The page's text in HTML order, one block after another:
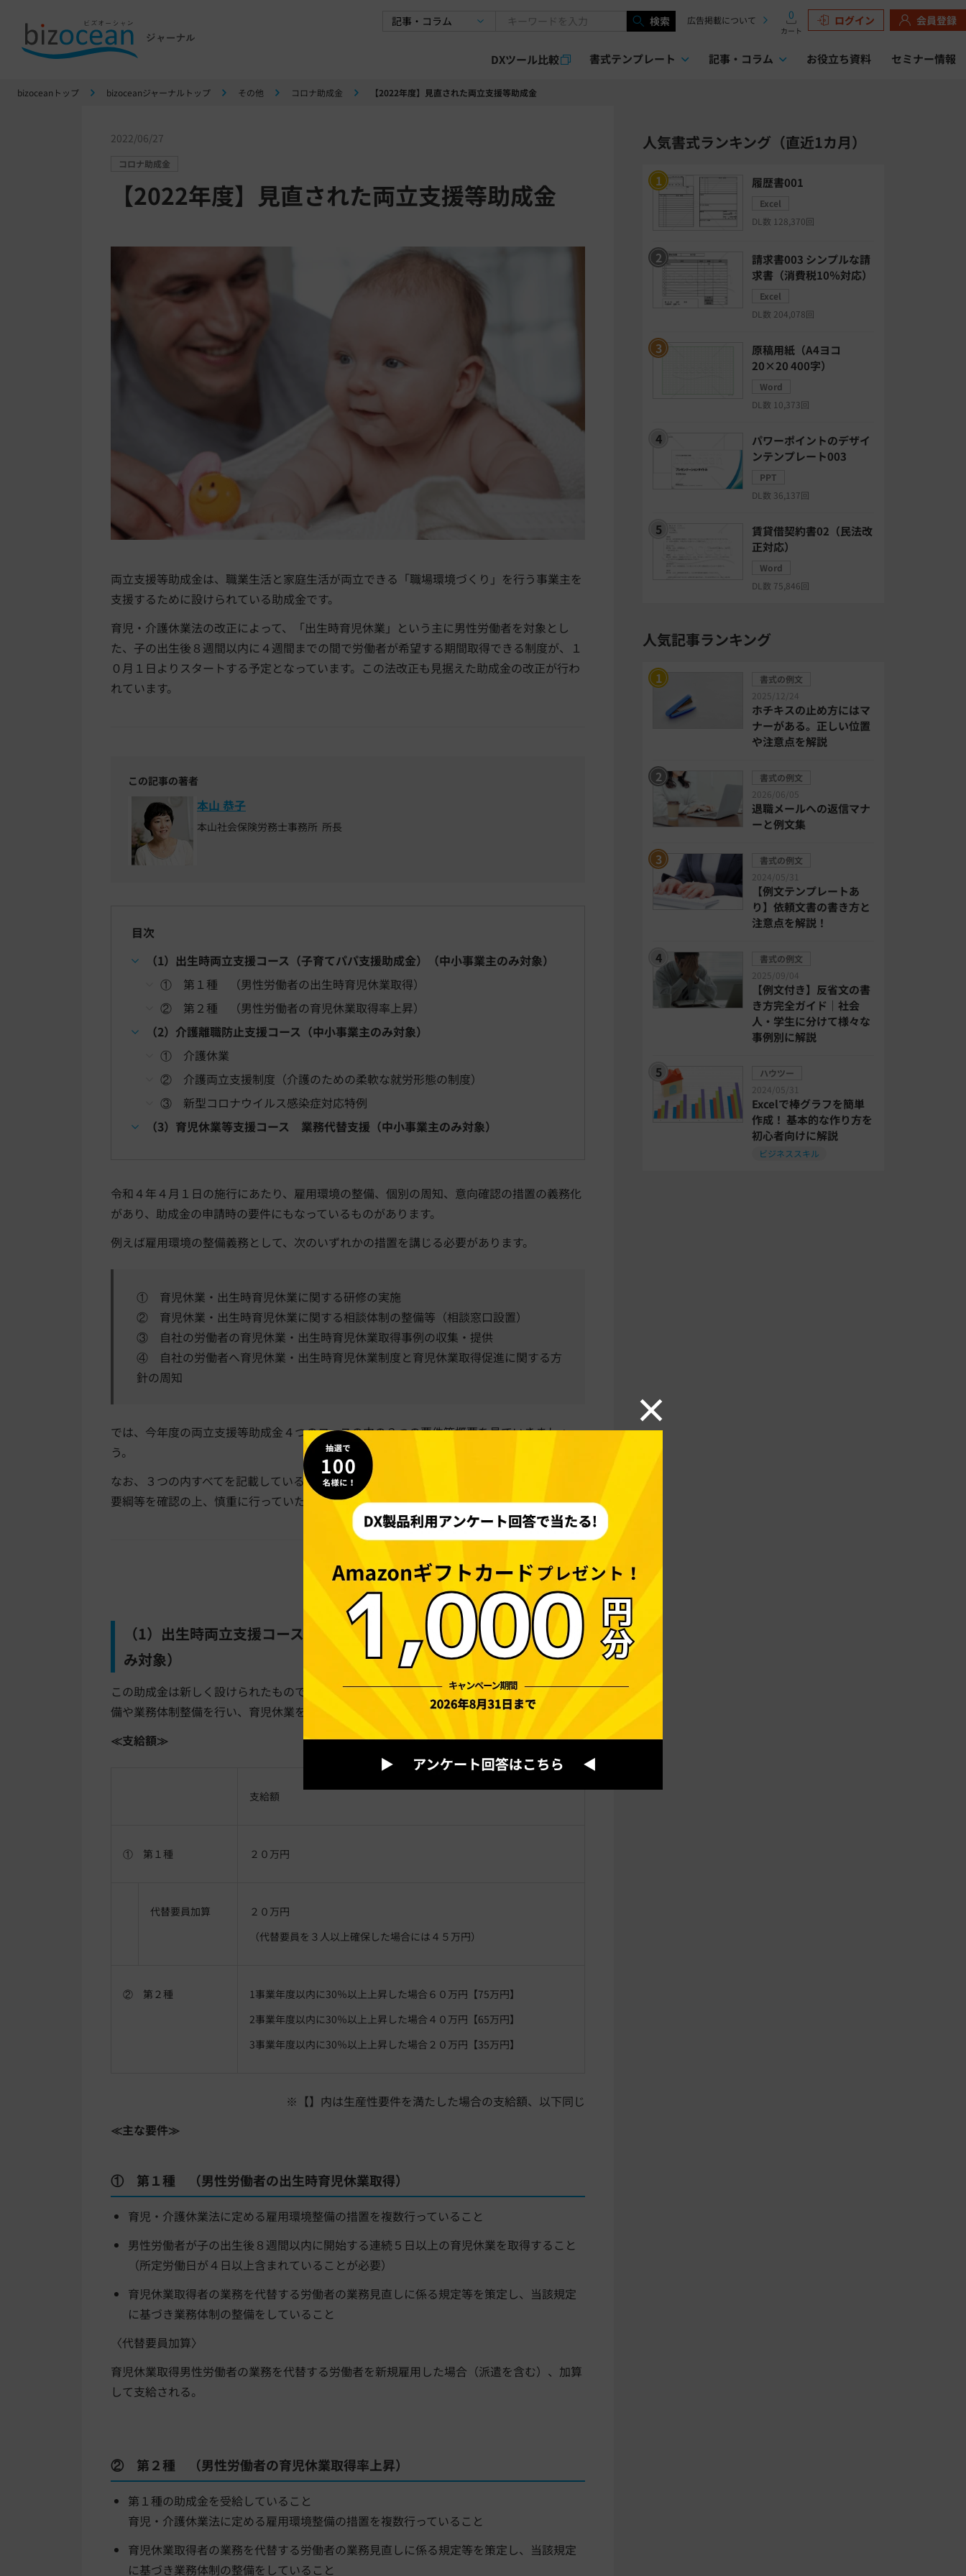
検索 広告掲載について 0
カート
ログイン 会員登録
DXツール比較 書式テンプレート 記事・コラム お役立ち資料 セミナー情報
bizoceanトップ bizoceanジャーナルトップ その他 コロナ助成金 【2022年度】見直された両立支援等助成金
2022/06/27
コロナ助成金
【2022年度】見直された両立支援等助成金
両立支援等助成金は、職業生活と家庭生活が両立できる「職場環境づくり」を行う事業主を
支援するために設けられている助成金です。
育児・介護休業法の改正によって、「出生時育児休業」という主に男性労働者を対象とし
た、子の出生後８週間以内に４週間までの間で労働者が希望する期間取得できる制度が、１
０月１日よりスタートする予定となっています。この法改正も見据えた助成金の改正が行わ
れています。
この記事の著者
本山 恭子
本山社会保険労務士事務所 所長
目次
（1）出生時両立支援コース（子育てパパ支援助成金）（中小事業主のみ対象）
① 第１種 （男性労働者の出生時育児休業取得）
② 第２種 （男性労働者の育児休業取得率上昇）
（2）介護離職防止支援コース（中小事業主のみ対象）
① 介護休業
② 介護両立支援制度（介護のための柔軟な就労形態の制度）
③ 新型コロナウイルス感染症対応特例
（3）育児休業等支援コース 業務代替支援（中小事業主のみ対象）
令和４年４月１日の施行にあたり、雇用環境の整備、個別の周知、意向確認の措置の義務化
があり、助成金の申請時の要件にもなっているものがあります。
例えば雇用環境の整備義務として、次のいずれかの措置を講じる必要があります。
① 育児休業・出生時育児休業に関する研修の実施
② 育児休業・出生時育児休業に関する相談体制の整備等（相談窓口設置）
③ 自社の労働者の育児休業・出生時育児休業取得事例の収集・提供
④ 自社の労働者へ育児休業・出生時育児休業制度と育児休業取得促進に関する方
針の周知
では、今年度の両立支援等助成金４つのコースの内の３つの要件等概要を見ていきましょ
う。
なお、３つの内すべてを記載しているわけではありませんし、申請を検討する場合には必ず
要綱等を確認の上、慎重に行っていただきますようお願いします。
（1）出生時両立支援コース（子育てパパ支援助成金）（中小事業主の
み対象）
この助成金は新しく設けられたものです。男性労働者が育児休業を取得しやすい雇用環境整
備や業務体制整備を行い、育児休業を取得した男性労働者が生じた事業主に支給されます。
≪支給額≫
支給額
① 第１種 ２０万円
代替要員加算
２０万円
（代替要員を３人以上確保した場合には４５万円）
② 第２種
1事業年度以内に30％以上上昇した場合６０万円【75万円】
2事業年度以内に30％以上上昇した場合４０万円【65万円】
3事業年度以内に30％以上上昇した場合２０万円【35万円】
※【】内は生産性要件を満たした場合の支給額、以下同じ
≪主な要件≫
① 第１種 （男性労働者の出生時育児休業取得）
育児・介護休業法に定める雇用環境整備の措置を複数行っていること
男性労働者が子の出生後８週間以内に開始する連続５日以上の育児休業を取得すること
（所定労働日が４日以上含まれていることが必要）
育児休業取得者の業務を代替する労働者の業務見直しに係る規定等を策定し、当該規定
に基づき業務体制の整備をしていること
〈代替要員加算〉
育児休業取得男性労働者の業務を代替する労働者を新規雇用した場合（派遣を含む）、加算
して支給される。
② 第２種 （男性労働者の育児休業取得率上昇）
第１種の助成金を受給していること
育児・介護休業法に定める雇用環境整備の措置を複数行っていること
育児休業取得者の業務を代替する労働者の業務見直しに係る規定等を策定し、当該規定
に基づき業務体制の整備をしていること
人気書式ランキング（直近1カ月）
履歴書001
Excel
DL数 128,370回
請求書003 シンプルな請
求書（消費税10％対応）
Excel
DL数 204,078回
原稿用紙（A4ヨコ
20×20 400字）
Word
DL数 10,373回
パワーポイントのデザイ
ンテンプレート003
PPT
DL数 36,137回
賃貸借契約書02（民法改
正対応）
Word
DL数 75,846回
人気記事ランキング
書式の例文
2025/12/24
ホチキスの止め方にはマ
ナーがある。正しい位置
や注意点を解説
書式の例文
2026/06/05
退職メールへの返信マナ
ーと例文集
書式の例文
2024/05/31
【例文テンプレートあ
り】依頼文書の書き方と
注意点を解説！
書式の例文
2025/09/04
【例文付き】反省文の書
き方完全ガイド｜社会
人・学生に分けて様々な
事例別に解説
ハウツー
2024/05/31
Excelで棒グラフを簡単
作成！ 基本的な作り方を
初心者向けに解説
ビジネススキル